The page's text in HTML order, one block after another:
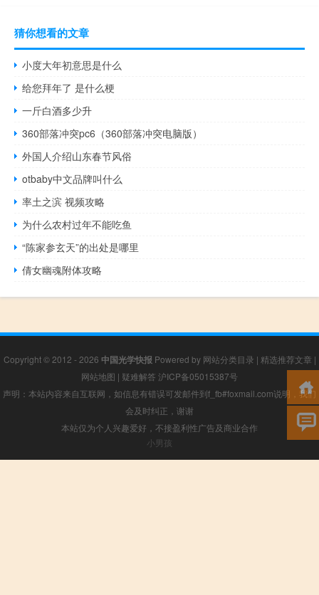
猜你想看的文章
小度大年初意思是什么
给您拜年了 是什么梗
一斤白酒多少升
360部落冲突pc6（360部落冲突电脑版）
外国人介绍山东春节风俗
otbaby中文品牌叫什么
率土之滨 视频攻略
为什么农村过年不能吃鱼
“陈家参玄天”的出处是哪里
倩女幽魂附体攻略
Copyright © 2012 - 2026 中国光学快报 Powered by 网站分类目录 | 精选推荐文章 |
网站地图 | 疑难解答 沪ICP备05015387号
声明：本站内容来自互联网，如信息有错误可发邮件到f_fb#foxmail.com说明，我们
会及时纠正，谢谢
本站仅为个人兴趣爱好，不接盈利性广告及商业合作
小男孩